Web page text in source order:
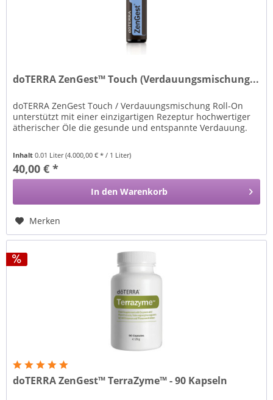
doTERRA ZenGest™ Touch (Verdauungsmischung...
doTERRA ZenGest Touch / Verdauungsmischung Roll-On
unterstützt mit einer einzigartigen Rezeptur hochwertiger
ätherischer Öle die gesunde und entspannte Verdauung.
Inhalt0.01 Liter(4.000,00 € * / 1 Liter)
40,00 € *
In den Warenkorb
Merken
doTERRA ZenGest™ TerraZyme™ - 90 Kapseln